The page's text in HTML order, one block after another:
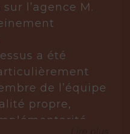
l’agence M.
a été
de l’équipe
propre,